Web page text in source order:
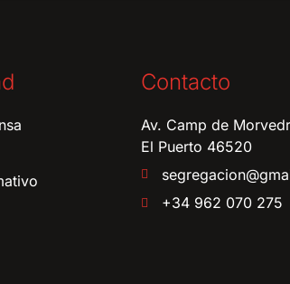
Contacto
Av. Camp de
El Puerto 46520
+34 962 070 275